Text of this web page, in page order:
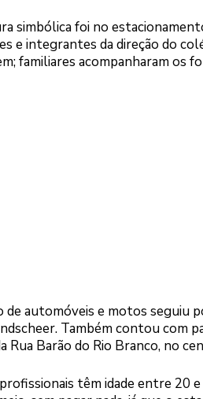
simbólica foi no
e integrantes da direção do
familiares acompanharam os
de automóveis e motos seguiu
Também contou com
Rua Barão do Rio Branco, no
têm idade entre 20